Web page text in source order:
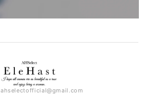
ahselectofficial@gmail.com